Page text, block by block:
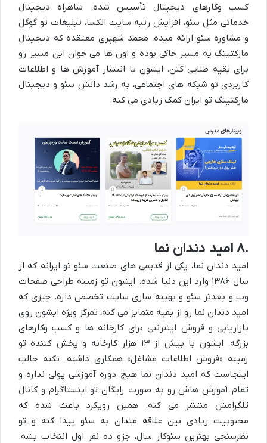
کسب وکارهای دیجیتال تأسیس شده. شاهراه دیجیتال
خدماتی مثل سئو، افزایش رتبه سایت الکسا، تبلیغات تو گوگل
و مشاوره سئو ارائه میده. محمد شهپری معتقده که دیجیتال
مارکتینگ یه مسیر خاکی بوده و اون ها می خوان این مسیر رو
برای بقیه طلایی کنن. ایشون با انتشار آموزش ها و اطلاعات
کاربردی تو شبکه های اجتماعی، به رشد دانش سئو و دیجیتال
مارکتینگ تو ایران کمک زیادی می کنه.
۸. امید دندان نما
امید دندان نما، یکی از قدیمی های صنعت سئو تو ایرانه که از
سال ۱۳۸۶ وارد این دنیا شده. ایشون تو زمینه طراحی صفحات
وب و بعدتر سئو و بهینه سازی سایت تخصص داره. چیزی که
امید دندان نما رو از بقیه متمایز می کنه، تمرکز ویژه ایشون روی
بازاریابی و فروش اینترنتی برای کارخانه ها و کسب وکارهای
بزرگه. ایشون با بیش از۱۳ هزار کارخانه و پخش کننده تو
زمینه «فروش اطلاعات مشاغل» همکاری داشته. نکته جالب
اینجاست که امید دندان نما هیچ دوره آموزشی پولی نداره و
تمام آموزش هاش رو به صورت رایگان تو اینستاگرام و کانال
تلگرامش منتشر می کنه. همین رویکرد باعث شده که
محبوبیت زیادی بین علاقه مندان به سئو پیدا کنه و تو
نظرسنجی بهترین سئوکار سال، جزو ده نفر اول انتخاب بشه.